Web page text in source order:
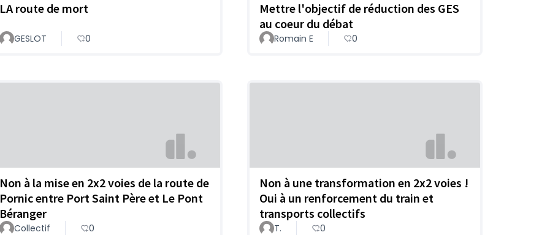
LA route de mort
GESLOT 0
Mettre l'objectif de réduction des GES
au coeur du débat
Romain E 0
Non à la mise en 2x2 voies de la route de
Pornic entre Port Saint Père et Le Pont
Béranger
Collectif 0
Non à une transformation en 2x2 voies !
Oui à un renforcement du train et
transports collectifs
T. 0